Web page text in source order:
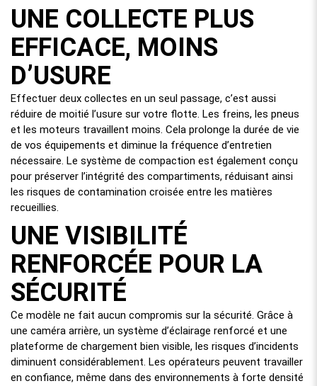
UNE COLLECTE PLUS
EFFICACE, MOINS
D’USURE
Effectuer deux collectes en un seul passage, c’est aussi
réduire de moitié l’usure sur votre flotte. Les freins, les pneus
et les moteurs travaillent moins. Cela prolonge la durée de vie
de vos équipements et diminue la fréquence d’entretien
nécessaire. Le système de compaction est également conçu
pour préserver l’intégrité des compartiments, réduisant ainsi
les risques de contamination croisée entre les matières
recueillies.
UNE VISIBILITÉ
RENFORCÉE POUR LA
SÉCURITÉ
Ce modèle ne fait aucun compromis sur la sécurité. Grâce à
une caméra arrière, un système d’éclairage renforcé et une
plateforme de chargement bien visible, les risques d’incidents
diminuent considérablement. Les opérateurs peuvent travailler
en confiance, même dans des environnements à forte densité